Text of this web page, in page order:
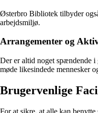
Østerbro Bibliotek tilbyder
arbejdsmiljø.
Arrangementer og
Der er altid noget spændende
møde likesindede mennesker
Brugervenlige
For at sikre, at alle kan